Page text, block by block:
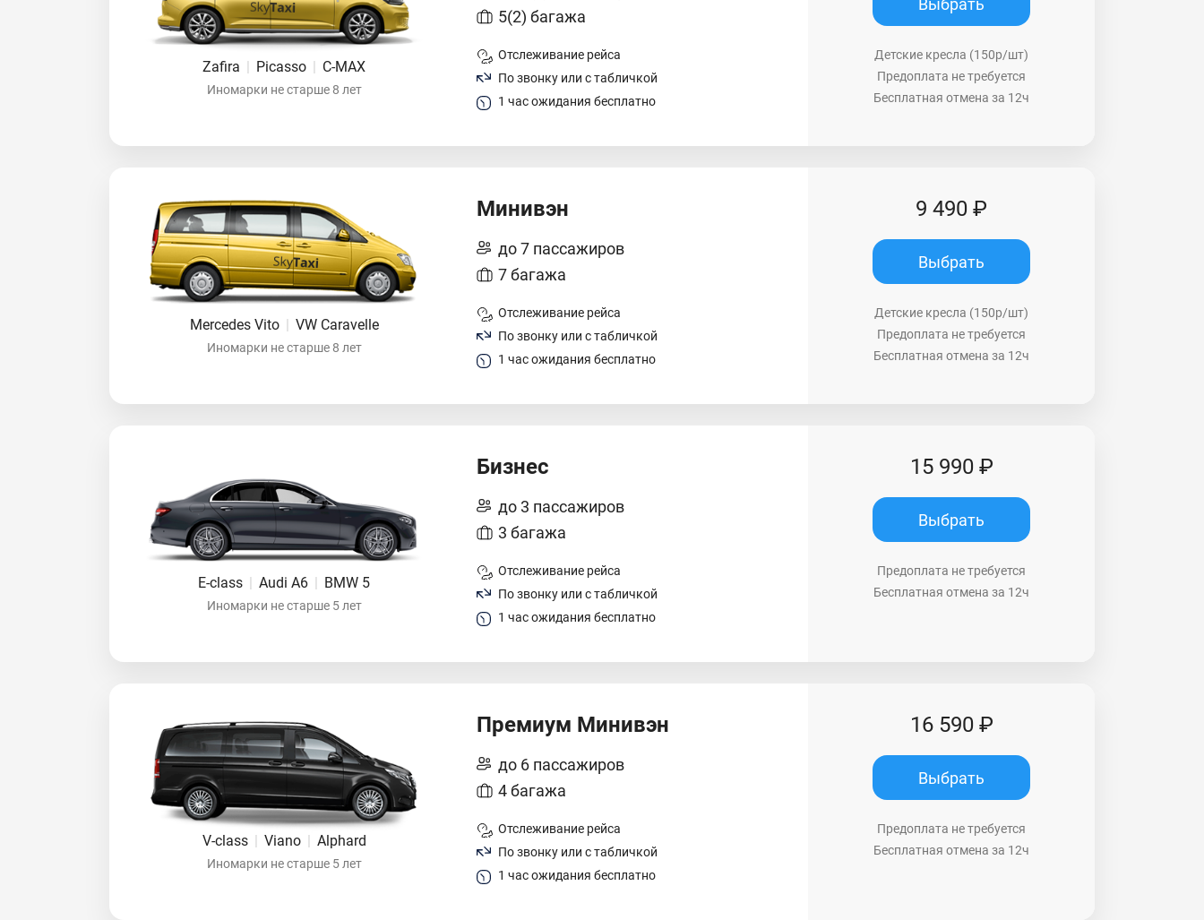
Zafira | Picasso | C-MAX
Иномарки не старше 8 лет
5(2) багажа
Отслеживание рейса
По звонку или с табличкой
1 час ожидания бесплатно
Детские кресла (150р/шт)
Предоплата не требуется
Бесплатная отмена за 12ч
Mercedes Vito | VW Caravelle
Иномарки не старше 8 лет
Минивэн
до 7 пассажиров
7 багажа
Отслеживание рейса
По звонку или с табличкой
1 час ожидания бесплатно
9 490 ₽
Выбрать
Детские кресла (150р/шт)
Предоплата не требуется
Бесплатная отмена за 12ч
E-class | Audi A6 | BMW 5
Иномарки не старше 5 лет
Бизнес
до 3 пассажиров
3 багажа
Отслеживание рейса
По звонку или с табличкой
1 час ожидания бесплатно
15 990 ₽
Выбрать
Предоплата не требуется
Бесплатная отмена за 12ч
V-class | Viano | Alphard
Иномарки не старше 5 лет
Премиум Минивэн
до 6 пассажиров
4 багажа
Отслеживание рейса
По звонку или с табличкой
1 час ожидания бесплатно
16 590 ₽
Выбрать
Предоплата не требуется
Бесплатная отмена за 12ч